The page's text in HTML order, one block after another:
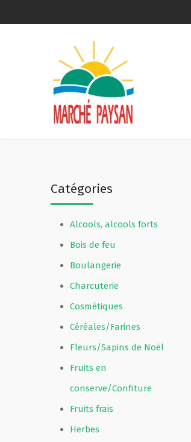
Catégories
Alcools, alcools forts
Bois de feu
Boulangerie
Charcuterie
Cosmétiques
Céréales/Farines
Fleurs/Sapins de Noël
Fruits en
conserve/Confiture
Fruits frais
Herbes
Qui sommes-nous ?
Devenir membre
Revue de presse
Guide de la vente directe
Fête Marché Paysan